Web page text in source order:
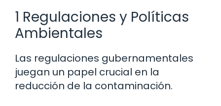
1 Regulaciones y Políticas
Ambientales
Las regulaciones gubernamentales
juegan un papel crucial en la
reducción de la contaminación.